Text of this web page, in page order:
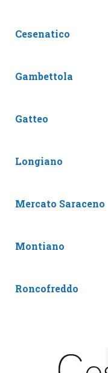
Cesenatico
Gambettola
Gatteo
Longiano
Mercato Saraceno
Montiano
Roncofreddo